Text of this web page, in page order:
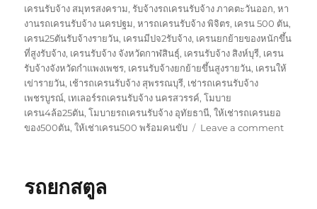
เครนรับจ้าง สมุทรสงคราม,รับจ้างรถเครนรับจ้าง ภาคตะวันออก,หา
งานรถเครนรับจ้าง นครปฐม,หารถเครนรับจ้าง พิจิตร, เครน 500 ตัน,
เครน25ตันรับจ้างรายวัน, เครนมีปจ2รับจ้าง, เครนยกย้ายของหนักขึ้น
ที่สูงรับจ้าง, เครนรับจ้าง จังหวัดกาฬสินธุ์, เครนรับจ้าง สิงห์บุรี, เครน
รับจ้างจังหวัดกำแพงเพชร, เครนรับจ้างยกย้ายขึ้นสูงรายวัน, เครนให้
เข่ารายวัน, เช้ารถเครนรับจ้าง สุพรรณบุรี, เช่ารถเครนรับจ้าง
เพชรบูรณ์, เทเลอร์รถเครนรับจ้าง นครสวรรค์,โมบาย
เครน4ล้อ25ตัน,โมบายรถเครนรับจ้าง อุทัยธานี,ให้เช่ารถเครนยอ
ของ500ตัน,ให้เช่าเครน500 พร้อมคนขับ Leave a commenton
รถยกสตูล